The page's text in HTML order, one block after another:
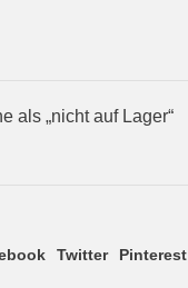
als „nicht auf Lager“
Twitter Pinterest